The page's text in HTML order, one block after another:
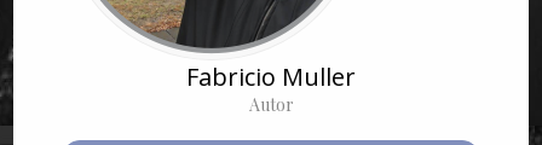
Fabricio Muller
Autor